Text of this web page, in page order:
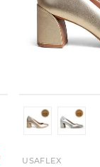
USAFLEX